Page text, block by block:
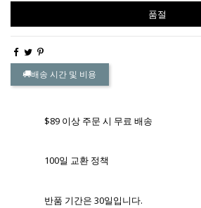
품절
배송 시간 및 비용
$89 이상 주문 시 무료 배송
100일 교환 정책
반품 기간은 30일입니다.